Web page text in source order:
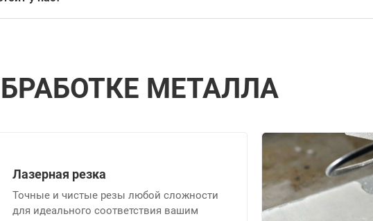
МЕТАЛЛА
Лазерная резка
Точные и чистые резы любой сложности
для идеального соответствия вашим